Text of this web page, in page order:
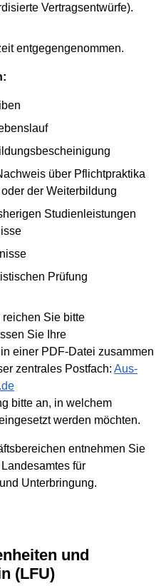
Vertragsentwürfe).
entgegengenommen.
über Pflichtpraktika
der Weiterbildung
Studienleistungen
Prüfung
reichen Sie bitte
Sie Ihre
einer PDF-Datei zusammen
zentrales Postfach: Aus-
bitte an, in welchem
werden möchten.
entnehmen Sie
für
Unterbringung.
und
(LFU)